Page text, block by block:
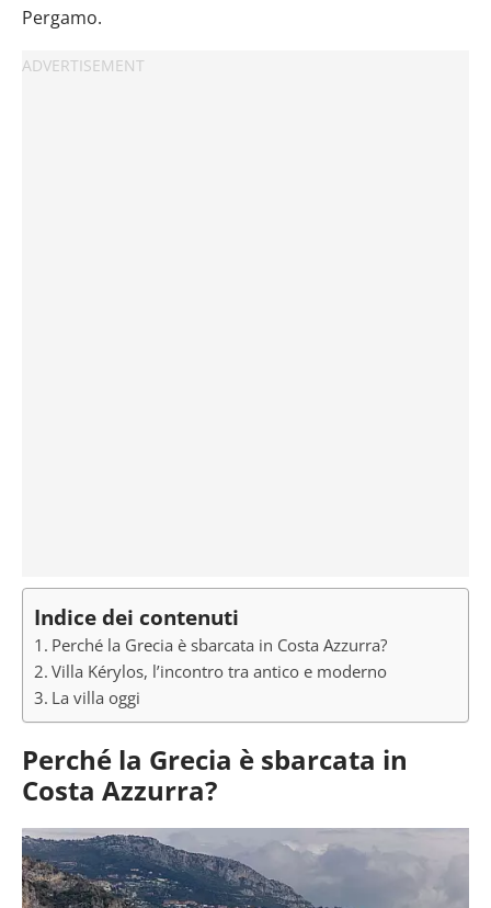
Pergamo.
Indice dei contenuti
Perché la Grecia è sbarcata in Costa Azzurra?
Villa Kérylos, l’incontro tra antico e moderno
La villa oggi
Perché la Grecia è sbarcata in
Costa Azzurra?